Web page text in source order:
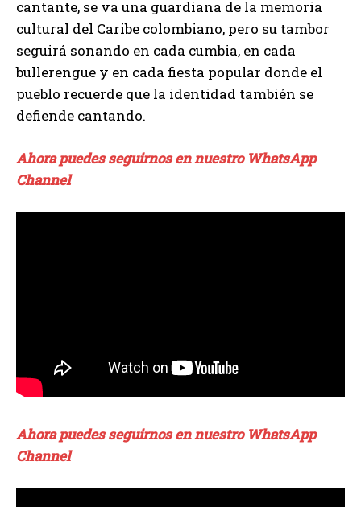
cantante, se va una guardiana de la memoria
cultural del Caribe colombiano, pero su tambor
seguirá sonando en cada cumbia, en cada
bullerengue y en cada fiesta popular donde el
pueblo recuerde que la identidad también se
defiende cantando.
Ahora puedes seguirnos en nuestro WhatsApp
Channel
Ahora puedes seguirnos en nuestro WhatsApp
Channel